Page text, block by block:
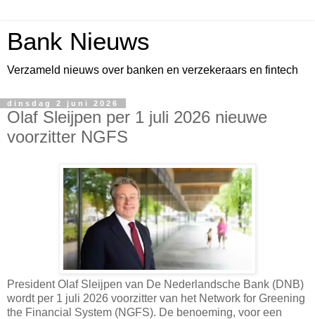
Bank Nieuws
Verzameld nieuws over banken en verzekeraars en fintech
dinsdag 2 juni 2026
Olaf Sleijpen per 1 juli 2026 nieuwe
voorzitter NGFS
President Olaf Sleijpen van De Nederlandsche Bank (DNB)
wordt per 1 juli 2026 voorzitter van het Network for Greening
the Financial System (NGFS). De benoeming, voor een